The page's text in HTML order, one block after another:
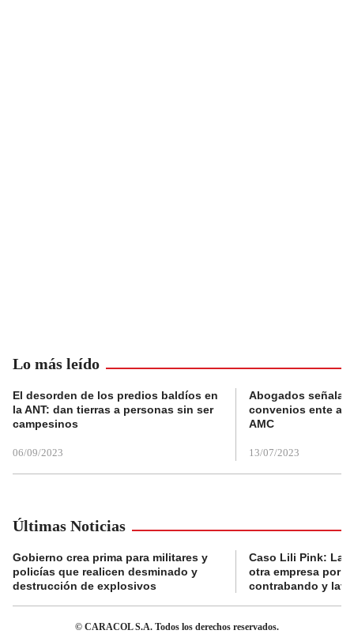
Lo más leído
El desorden de los predios baldíos en
la ANT: dan tierras a personas sin ser
campesinos
06/09/2023
Abogados
convenios ente
AMC
13/07/2023
Últimas Noticias
Gobierno crea prima para militares y
policías que realicen desminado y
destrucción de explosivos
Caso Lili Pink: La
otra empresa por
contrabando y
© CARACOL S.A. Todos los derechos reservados.